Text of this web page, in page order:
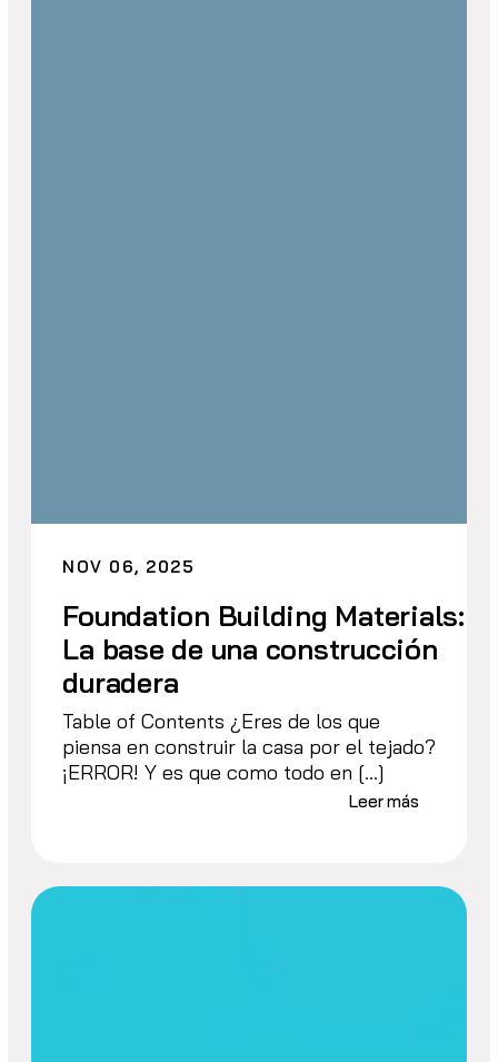
NOV 06, 2025
Foundation Building Materials:
La base de una construcción
duradera
Table of Contents ¿Eres de los que
piensa en construir la casa por el tejado?
¡ERROR! Y es que como todo en […]
Leer más